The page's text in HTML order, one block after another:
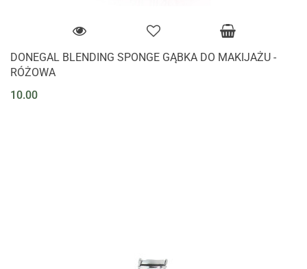
DONEGAL BLENDING SPONGE GĄBKA DO MAKIJAŻU -
RÓŻOWA
10.00